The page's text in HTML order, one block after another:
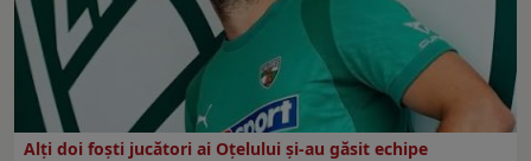
Alți doi foști jucători ai Oțelului și-au găsit echipe